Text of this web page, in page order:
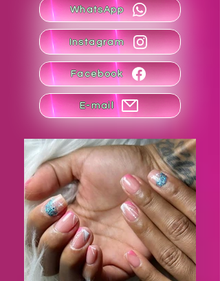
WhatsApp
Instagram
Facebook
E-mail